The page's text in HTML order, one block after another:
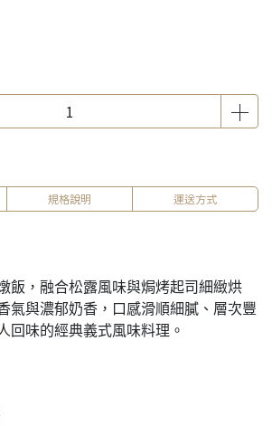
規格說明 運送方式
飯，融合松露風味與焗烤起司細緻烘
氣與濃郁奶香，口感滑順細膩、層次豐
回味的經典義式風味料理。